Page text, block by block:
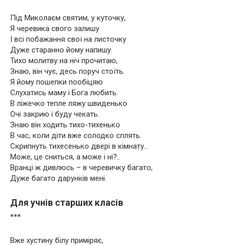
Під Миколаєм святим, у куточку,
Я черевика свого залишу
І всі побажання свої на листочку
Дуже старанно йому напишу.
Тихо молитву на ніч прочитаю,
Знаю, він чує, десь поруч стоїть.
Я йому пошепки пообіцяю
Слухатись маму і Бога любить.
В ліжечко тепле ляжу швиденько
Очі закрию і буду чекать.
Знаю він ходить тихо-тихенько
В час, коли діти вже солодко сплять.
Скрипнуть тихесенько двері в кімнату…
Може, це сниться, а може і ні?..
Вранці ж дивлюсь – в черевичку багато,
Дуже багато дарунків мені.
Для учнів старших класів
***
Вже хустину білу приміряє,